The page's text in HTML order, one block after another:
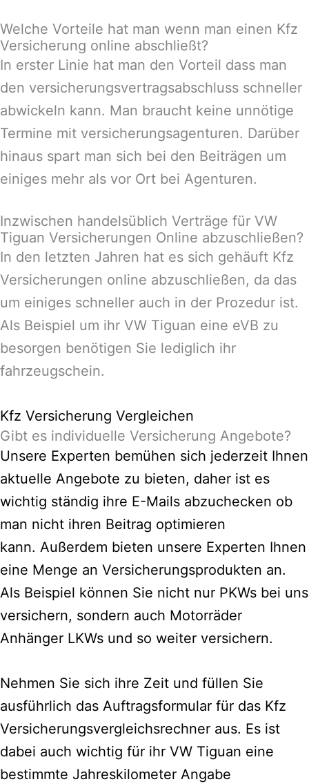
Welche Vorteile hat man wenn man einen Kfz
Versicherung online abschließt?
In erster Linie hat man den Vorteil dass man
den versicherungsvertragsabschluss schneller
abwickeln kann. Man braucht keine unnötige
Termine mit versicherungsagenturen. Darüber
hinaus spart man sich bei den Beiträgen um
einiges mehr als vor Ort bei Agenturen.
Inzwischen handelsüblich Verträge für VW
Tiguan Versicherungen Online abzuschließen?
In den letzten Jahren hat es sich gehäuft Kfz
Versicherungen online abzuschließen, da das
um einiges schneller auch in der Prozedur ist.
Als Beispiel um ihr VW Tiguan eine eVB zu
besorgen benötigen Sie lediglich ihr
fahrzeugschein.
Kfz Versicherung Vergleichen
Gibt es individuelle Versicherung Angebote?
Unsere Experten bemühen sich jederzeit Ihnen
aktuelle Angebote zu bieten, daher ist es
wichtig ständig ihre E-Mails abzuchecken ob
man nicht ihren Beitrag optimieren
kann. Außerdem bieten unsere Experten Ihnen
eine Menge an Versicherungsprodukten an.
Als Beispiel können Sie nicht nur PKWs bei uns
versichern, sondern auch Motorräder
Anhänger LKWs und so weiter versichern.
Nehmen Sie sich ihre Zeit und füllen Sie
ausführlich das Auftragsformular für das Kfz
Versicherungsvergleichsrechner aus. Es ist
dabei auch wichtig für ihr VW Tiguan eine
bestimmte Jahreskilometer Angabe